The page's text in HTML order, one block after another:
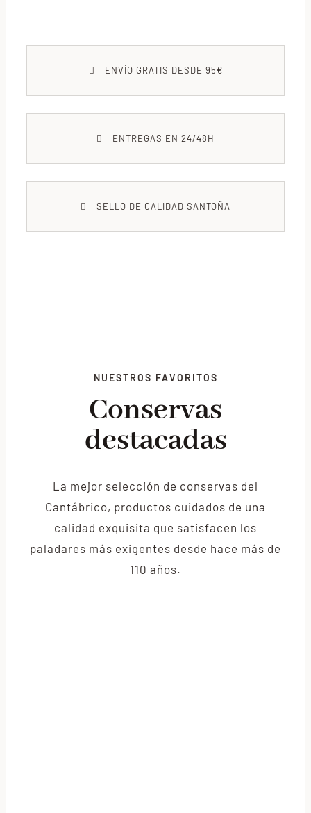
ENVÍO GRATIS DESDE 95€
ENTREGAS EN 24/48H
SELLO DE CALIDAD SANTOÑA
NUESTROS FAVORITOS
Conservas
destacadas
La mejor selección de conservas del
Cantábrico, productos cuidados de una
calidad exquisita que satisfacen los
paladares más exigentes desde hace más de
110 años.